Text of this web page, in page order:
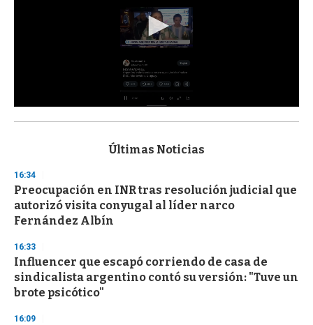
s
d
s
o
f
3
s
e
c
o
n
s
Últimas Noticias
16:34
Preocupación en INR tras resolución judicial que
autorizó visita conyugal al líder narco
Fernández Albín
16:33
Influencer que escapó corriendo de casa de
sindicalista argentino contó su versión: "Tuve un
brote psicótico"
16:09